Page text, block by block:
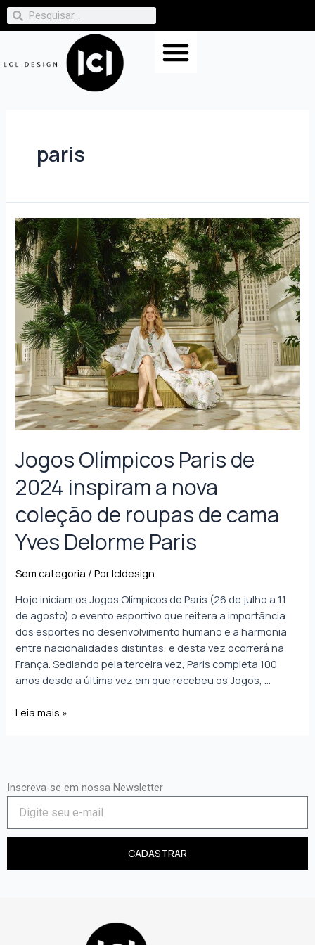
paris
Jogos Olímpicos Paris de
2024 inspiram a nova
coleção de roupas de cama
Yves Delorme Paris
Sem categoria / Porlcldesign
Hoje iniciam os Jogos Olímpicos de Paris (26 de julho a 11
de agosto) o evento esportivo que reitera a importância
dos esportes no desenvolvimento humano e a harmonia
entre nacionalidades distintas, e desta vez ocorrerá na
França. Sediando pela terceira vez, Paris completa 100
anos desde a última vez em que recebeu os Jogos, …
Leia mais »
Inscreva-se em nossa Newsletter
CADASTRAR